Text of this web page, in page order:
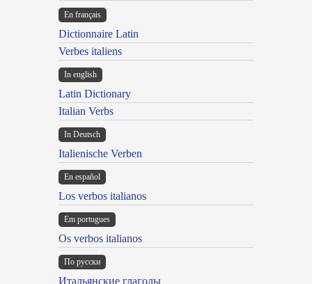
En français
Dictionnaire Latin
Verbes italiens
In english
Latin Dictionary
Italian Verbs
In Deutsch
Italienische Verben
En español
Los verbos italianos
Em portugues
Os verbos italianos
По русски
Итальянские глаголы